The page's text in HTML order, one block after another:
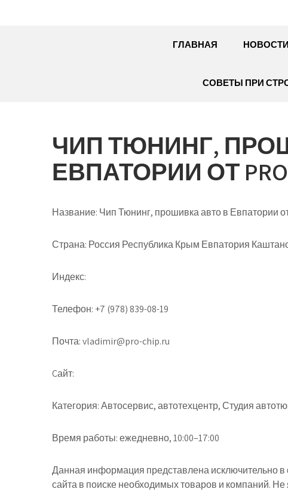
ГЛАВНАЯ НОВОСТИ
СОВЕТЫ ПРИ
ЧИП ТЮНИНГ,
ЕВПАТОРИИ ОТ PRO-
Название: Чип Тюнинг, прошивка авто в Евпатории
Страна: Россия Республика Крым Евпатория
Индекс:
Телефон: +7 (978) 839-08-19
Почта:vladimir@pro-chip.ru
Cайт:
Категория:Автосервис, автотехцентр, Студия
Время работы:ежедневно, 10:00–17:00
Данная информация представлена исключительно
сайта в поиске необходимых товаров и компаний.